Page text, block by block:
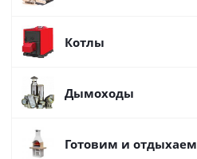
Котлы
Дымоходы
Готовим и отдыхаем